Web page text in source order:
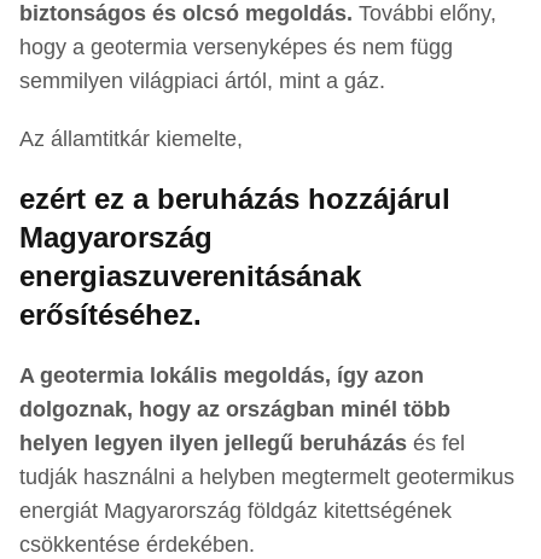
biztonságos és olcsó megoldás. További előny,
hogy a geotermia versenyképes és nem függ
semmilyen világpiaci ártól, mint a gáz.
Az államtitkár kiemelte,
ezért ez a beruházás hozzájárul
Magyarország
energiaszuverenitásának
erősítéséhez.
A geotermia lokális megoldás, így azon
dolgoznak, hogy az országban minél több
helyen legyen ilyen jellegű beruházás és fel
tudják használni a helyben megtermelt geotermikus
energiát Magyarország földgáz kitettségének
csökkentése érdekében.